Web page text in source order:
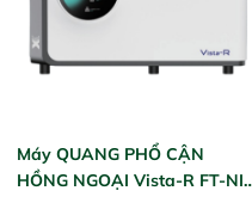
Máy QUANG PHỔ CẬN
HỒNG NGOẠI Vista-R FT-